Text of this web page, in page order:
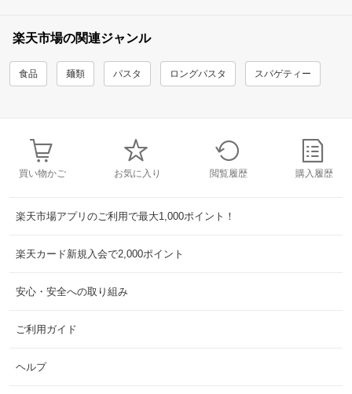
楽天市場の関連ジャンル
食品 麺類 パスタ ロングパスタ スパゲティー
買い物かご お気に入り 閲覧履歴 購入履歴
楽天市場アプリのご利用で最大1,000ポイント！
楽天カード新規入会で2,000ポイント
安心・安全への取り組み
ご利用ガイド
ヘルプ